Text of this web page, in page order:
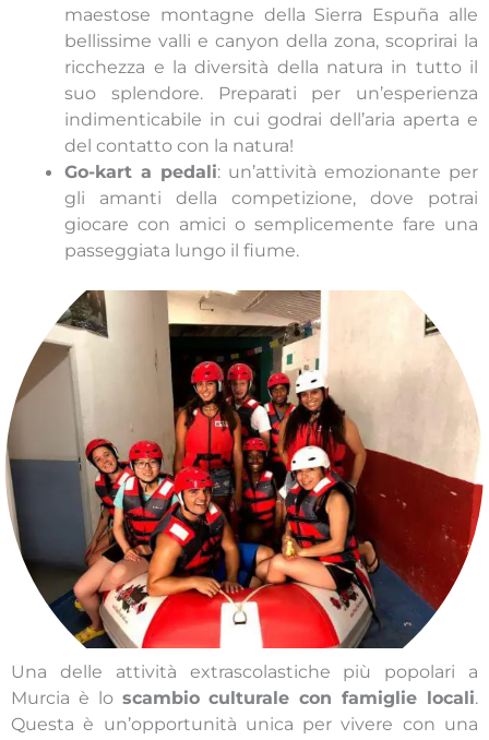
maestose montagne della Sierra Espuña alle
bellissime valli e canyon della zona, scoprirai la
ricchezza e la diversità della natura in tutto il
suo splendore. Preparati per un’esperienza
indimenticabile in cui godrai dell’aria aperta e
del contatto con la natura!
Go-kart a pedali: un’attività emozionante per
gli amanti della competizione, dove potrai
giocare con amici o semplicemente fare una
passeggiata lungo il fiume.
Una delle attività extrascolastiche più popolari a
Murcia è lo scambio culturale con famiglie locali.
Questa è un’opportunità unica per vivere con una